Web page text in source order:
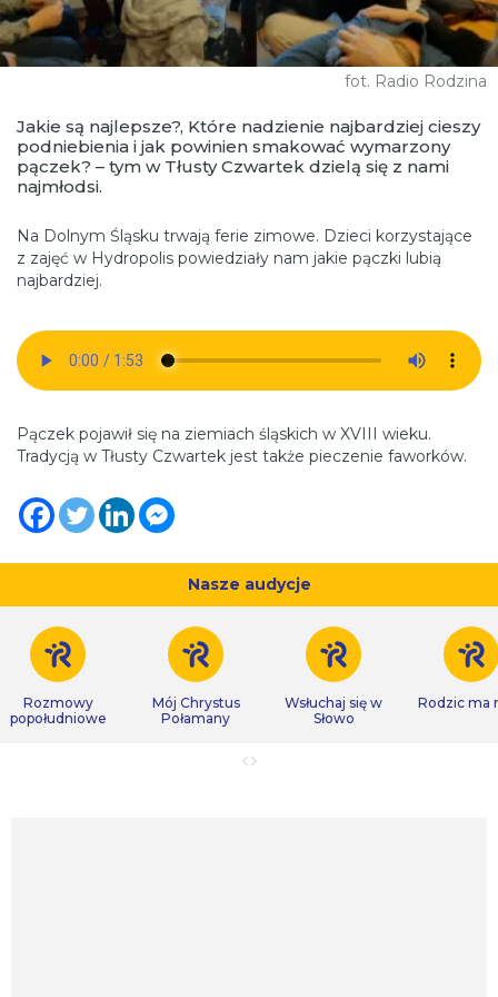
fot. Radio Rodzina
Jakie są najlepsze?, Które nadzienie najbardziej cieszy
podniebienia i jak powinien smakować wymarzony
pączek? – tym w Tłusty Czwartek dzielą się z nami
najmłodsi.
Na Dolnym Śląsku trwają ferie zimowe. Dzieci korzystające
z zajęć w Hydropolis powiedziały nam jakie pączki lubią
najbardziej.
Pączek pojawił się na ziemiach śląskich w XVIII wieku.
Tradycją w Tłusty Czwartek jest także pieczenie faworków.
Nasze audycje
Rozmowy
popołudniowe
Mój Chrystus
Połamany
Wsłuchaj się w
Słowo
Rodzic ma